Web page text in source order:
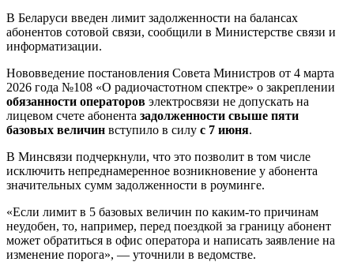
В Беларуси введен лимит задолженности на балансах
абонентов сотовой связи, сообщили в Министерстве связи и
информатизации.
Нововведение постановления Совета Министров от 4 марта
2026 года №108 «О радиочастотном спектре» о закреплении
обязанности операторов электросвязи не допускать на
лицевом счете абонента задолженности свыше пяти
базовых величин вступило в силу с 7 июня.
В Минсвязи подчеркнули, что это позволит в том числе
исключить непреднамеренное возникновение у абонента
значительных сумм задолженности в роуминге.
«Если лимит в 5 базовых величин по каким-то причинам
неудобен, то, например, перед поездкой за границу абонент
может обратиться в офис оператора и написать заявление на
изменение порога», — уточнили в ведомстве.